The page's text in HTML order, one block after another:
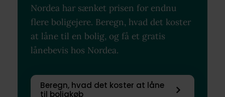
Nordea har sænket prisen for endnu
flere boligejere. Beregn, hvad det koster
at låne til en bolig, og få et gratis
lånebevis hos Nordea.
Beregn, hvad det koster at låne
til boligkøb